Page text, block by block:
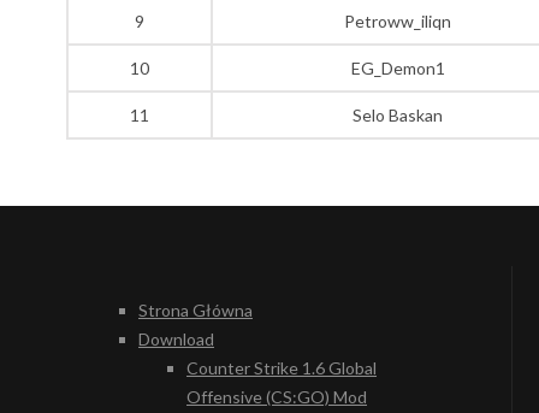
9 Petroww_iliqn
10 EG_Demon1
11 Selo Baskan
Strona Główna
Download
Counter Strike 1.6 Global
Offensive (CS:GO) Mod